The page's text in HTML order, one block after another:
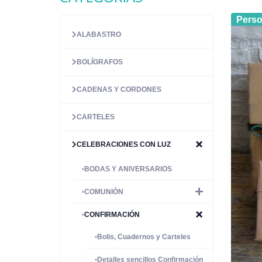
ALABASTRO
BOLÍGRAFOS
CADENAS Y CORDONES
CARTELES
CELEBRACIONES CON LUZ
BODAS Y ANIVERSARIOS
COMUNIÓN
CONFIRMACIÓN
Bolis, Cuadernos y Carteles
Detalles sencillos Confirmación